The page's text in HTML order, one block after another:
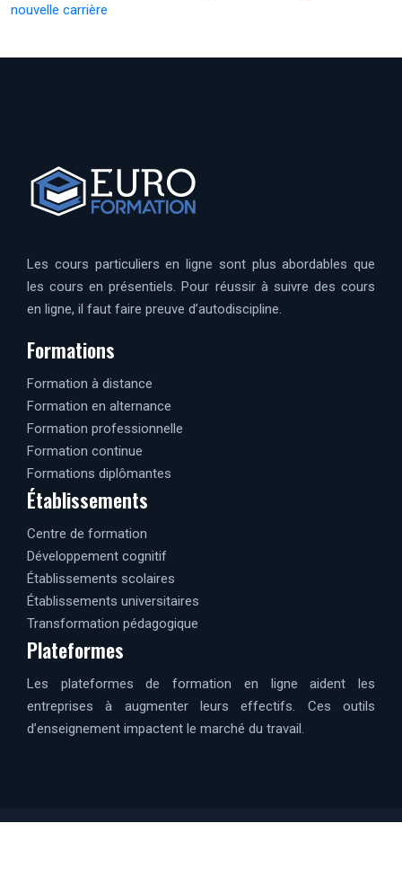
nouvelle carrière
Les cours particuliers en ligne sont plus abordables que
les cours en présentiels. Pour réussir à suivre des cours
en ligne, il faut faire preuve d’autodiscipline.
Formations
Formation à distance
Formation en alternance
Formation professionnelle
Formation continue
Formations diplômantes
Établissements
Centre de formation
Développement cognitif
Établissements scolaires
Établissements universitaires
Transformation pédagogique
Plateformes
Les plateformes de formation en ligne aident les
entreprises à augmenter leurs effectifs. Ces outils
d’enseignement impactent le marché du travail.